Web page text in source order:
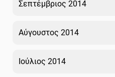
Σεπτέμβριος 2014
Αύγουστος 2014
Ιούλιος 2014